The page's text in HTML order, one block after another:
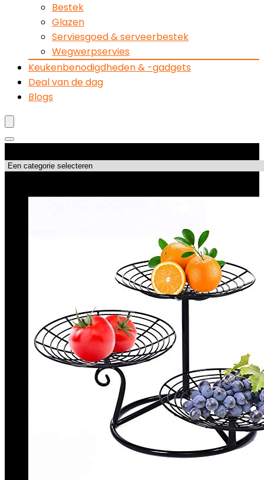
Bestek
Glazen
Serviesgoed & serveerbestek
Wegwerpservies
Keukenbenodigdheden & -gadgets
Deal van de dag
Blogs